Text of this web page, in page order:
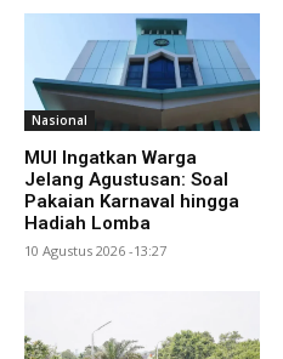
Nasional
MUI Ingatkan Warga
Jelang Agustusan: Soal
Pakaian Karnaval hingga
Hadiah Lomba
10 Agustus 2026 -13:27